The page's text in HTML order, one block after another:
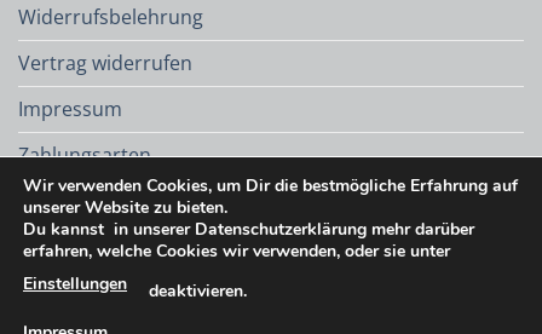
Widerrufsbelehrung
Vertrag widerrufen
Impressum
Zahlungsarten
Datenschutz
PayPal
Wir verwenden Cookies, um Dir die bestmögliche Erfahrung auf
unserer Website zu bieten.
Du kannst in unserer Datenschutzerklärung mehr darüber
erfahren, welche Cookies wir verwenden, oder sie unter
Einstellungen
deaktivieren.